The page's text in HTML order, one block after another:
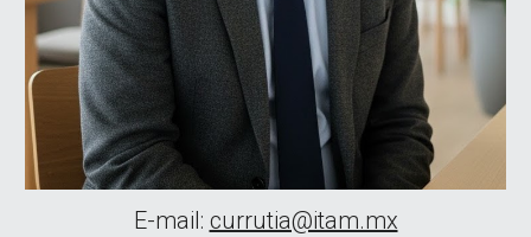
E-mail: currutia@itam.mx